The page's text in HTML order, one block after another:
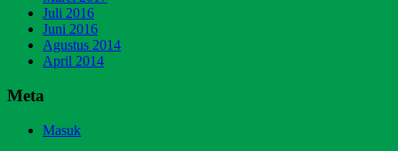
Juli 2016
Juni 2016
Agustus 2014
April 2014
Meta
Masuk